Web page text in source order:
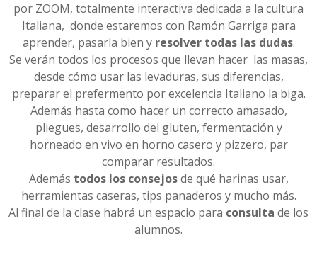
por ZOOM, totalmente interactiva dedicada a la cultura
Italiana, donde estaremos con Ramón Garriga para
aprender, pasarla bien y resolver todas las dudas.
Se verán todos los procesos que llevan hacer las masas,
desde cómo usar las levaduras, sus diferencias,
preparar el prefermento por excelencia Italiano la biga.
Además hasta como hacer un correcto amasado,
pliegues, desarrollo del gluten, fermentación y
horneado en vivo en horno casero y pizzero, par
comparar resultados.
Además todos los consejosde qué harinas usar,
herramientas caseras, tips panaderos y mucho más.
Al final de la clase habrá un espacio para consulta de los
alumnos.